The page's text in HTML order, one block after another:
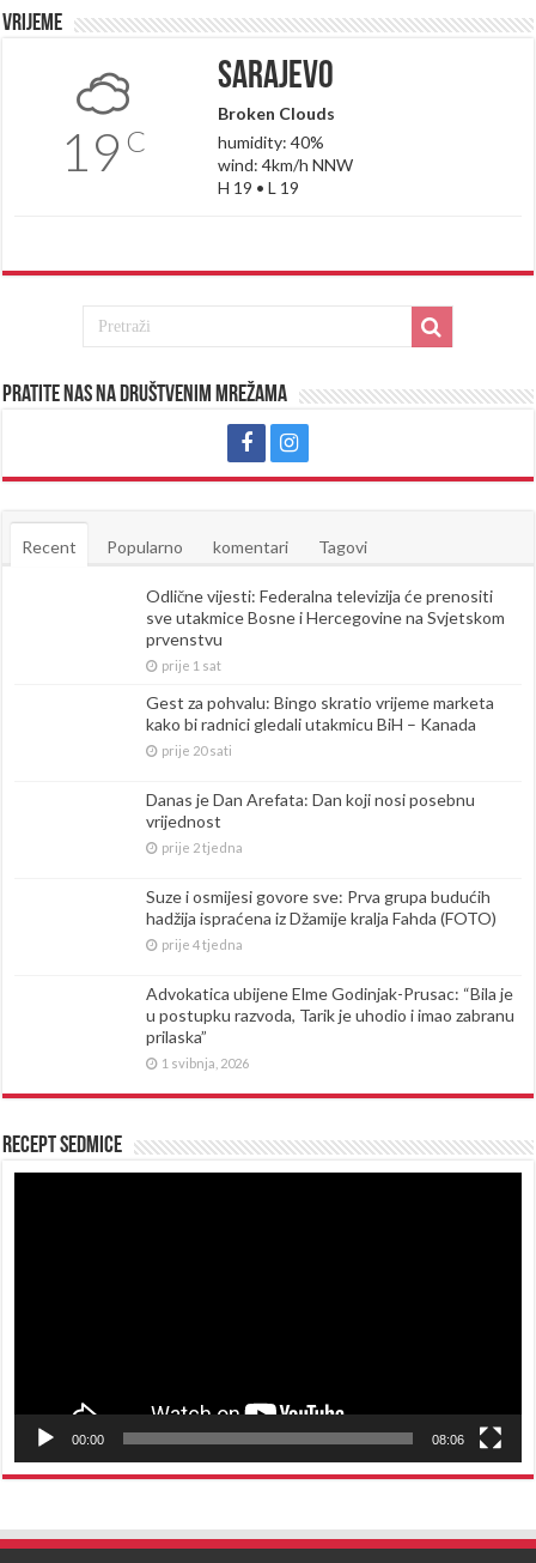
Vrijeme
19 C
Sarajevo
Broken Clouds
humidity: 40%
wind: 4km/h NNW
H 19 • L 19
Pratite nas na društvenim mrežama
Recent Popularno komentari Tagovi
Odlične vijesti: Federalna televizija će prenositi
sve utakmice Bosne i Hercegovine na Svjetskom
prvenstvu
prije 1 sat
Gest za pohvalu: Bingo skratio vrijeme marketa
kako bi radnici gledali utakmicu BiH – Kanada
prije 20 sati
Danas je Dan Arefata: Dan koji nosi posebnu
vrijednost
prije 2 tjedna
Suze i osmijesi govore sve: Prva grupa budućih
hadžija ispraćena iz Džamije kralja Fahda (FOTO)
prije 4 tjedna
Advokatica ubijene Elme Godinjak-Prusac: “Bila je
u postupku razvoda, Tarik je uhodio i imao zabranu
prilaska”
1 svibnja, 2026
Recept sedmice
00:00 08:06